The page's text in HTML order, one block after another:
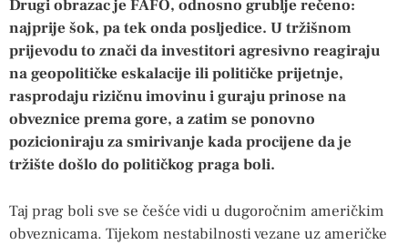
Drugi obrazac je FAFO, odnosno grublje rečeno:
najprije šok, pa tek onda posljedice. U tržišnom
prijevodu to znači da investitori agresivno reagiraju
na geopolitičke eskalacije ili političke prijetnje,
rasprodaju rizičnu imovinu i guraju prinose na
obveznice prema gore, a zatim se ponovno
pozicioniraju za smirivanje kada procijene da je
tržište došlo do političkog praga boli.
Taj prag boli sve se češće vidi u dugoročnim američkim
obveznicama. Tijekom nestabilnosti vezane uz američke